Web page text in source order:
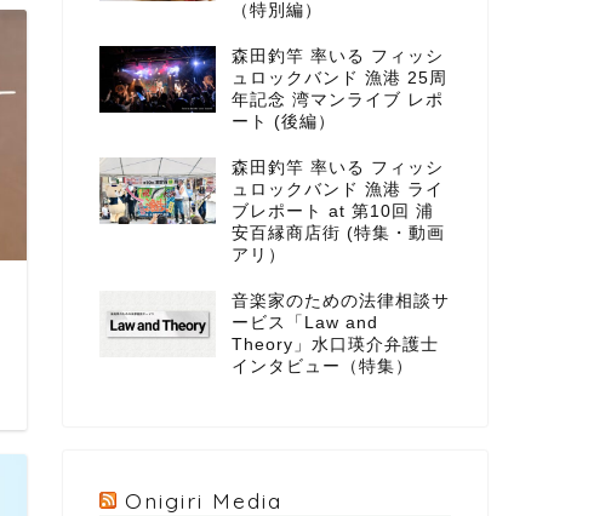
（特別編）
森田釣竿 率いる フィッシ
ュロックバンド 漁港 25周
年記念 湾マンライブ レポ
ート (後編）
森田釣竿 率いる フィッシ
ュロックバンド 漁港 ライ
ブレポート at 第10回 浦
安百縁商店街 (特集・動画
アリ）
音楽家のための法律相談サ
ービス「Law and
Theory」水口瑛介弁護士
インタビュー（特集）
Onigiri Media